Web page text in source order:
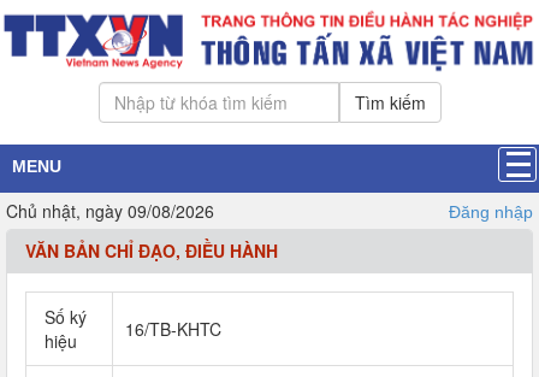
Tìm kiếm
MENU
Chủ nhật, ngày 09/08/2026 Đăng nhập
VĂN BẢN CHỈ ĐẠO, ĐIỀU HÀNH
Số ký
hiệu
16/TB-KHTC